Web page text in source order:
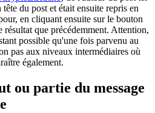
du post et était ensuite repris en
en cliquant ensuite sur le bouton
résultat que précédemment. Attention,
possible qu'une fois parvenu au
pas aux niveaux intermédiaires où
également.
ou partie du message